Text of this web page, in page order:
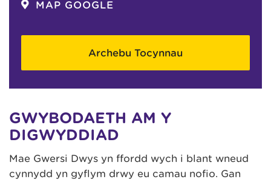
MAP GOOGLE
Archebu Tocynnau
GWYBODAETH AM Y
DIGWYDDIAD
Mae Gwersi Dwys yn ffordd wych i blant wneud
cynnydd yn gyflym drwy eu camau nofio. Gan